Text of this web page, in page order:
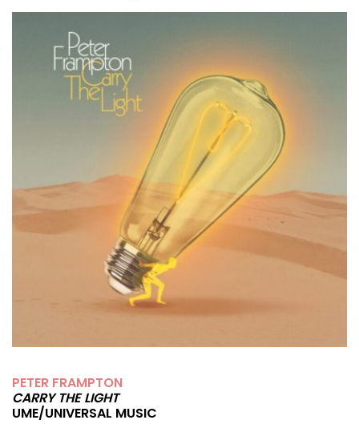
PETER FRAMPTON
CARRY THE LIGHT
UME/UNIVERSAL MUSIC